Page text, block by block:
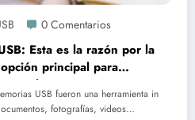
0 Comentarios
Esta es la razón por la
principal para
en 2026
USB fueron una herramienta in
fotografías, videos…